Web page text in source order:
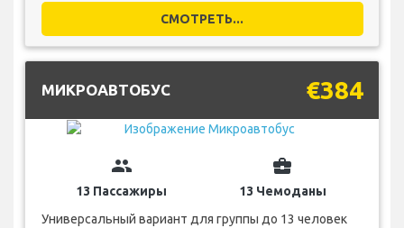
СМОТРЕТЬ...
МИКРОАВТОБУС €384
group
13 Пассажиры
business_center
13 Чемоданы
Универсальный вариант для группы до 13 человек